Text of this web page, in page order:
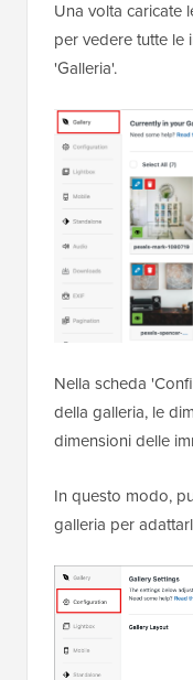
Una volta caricate
per vedere tutte le
'Galleria'.
Nella scheda
della galleria, le
dimensioni delle
In questo modo,
galleria per